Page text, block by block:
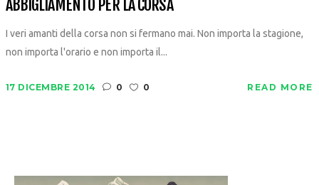
ABBIGLIAMENTO PER LA CORSA
I veri amanti della corsa non si fermano mai. Non importa la stagione,
non importa l'orario e non importa il...
17 DICEMBRE 2014 0 0 READ MORE